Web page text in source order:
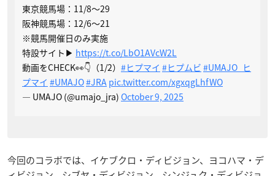
東京競馬場：11/8～29
阪神競馬場：12/6～21
※競馬開催日のみ実施
特設サイト▶ https://t.co/LbO1AVcW2L
動画をCHECK👀👇（1/2） #ヒプマイ #ヒプムビ #UMAJO_ヒ
プマイ #UMAJO#JRA pic.twitter.com/xgxqgLhfWO
— UMAJO (@umajo_jra) October 9, 2025
今回のコラボでは、イケブクロ・ディビジョン、ヨコハマ・デ